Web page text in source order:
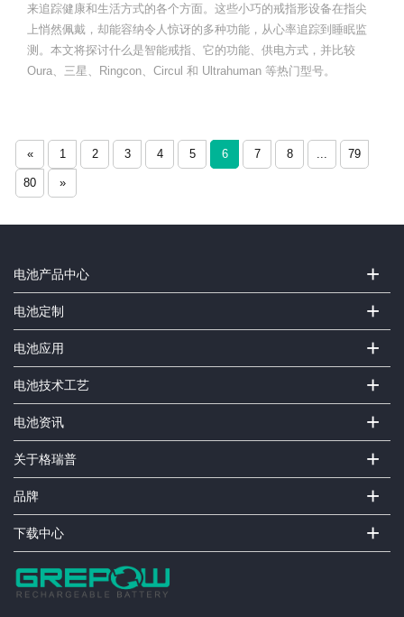
来追踪健康和生活方式的各个方面。这些小巧的戒指形设备在指尖
上悄然佩戴，却能容纳令人惊讶的多种功能，从心率追踪到睡眠监
测。本文将探讨什么是智能戒指、它的功能、供电方式，并比较
Oura、三星、Ringcon、Circul 和 Ultrahuman 等热门型号。
« 1 2 3 4 5 6 7 8 ... 79
80 »
电池产品中心 +
电池定制 +
电池应用 +
电池技术工艺 +
电池资讯 +
关于格瑞普 +
品牌 +
下载中心 +